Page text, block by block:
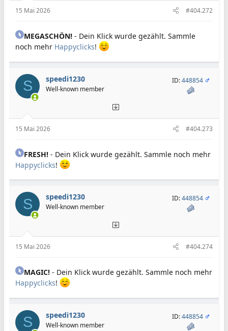
15 Mai 2026 #404.272
MEGASCHÖN! - Dein Klick wurde gezählt. Sammle
noch mehr Happyclicks!
S speedi1230
Well-known member
ID:448854
15 Mai 2026 #404.273
FRESH! - Dein Klick wurde gezählt. Sammle noch mehr
Happyclicks!
S speedi1230
Well-known member
ID:448854
15 Mai 2026 #404.274
MAGIC! - Dein Klick wurde gezählt. Sammle noch mehr
Happyclicks!
S speedi1230
Well-known member
ID:448854